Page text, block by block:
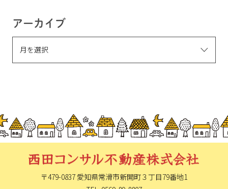
アーカイブ
〒479-0837 愛知県常滑市新開町３丁目79番地1